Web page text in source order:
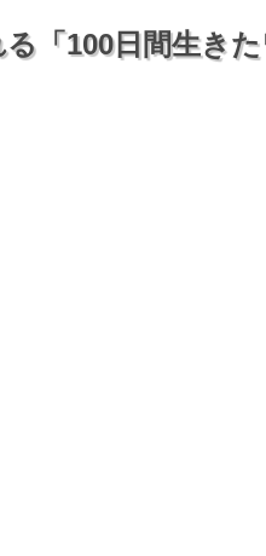
「100日間生き